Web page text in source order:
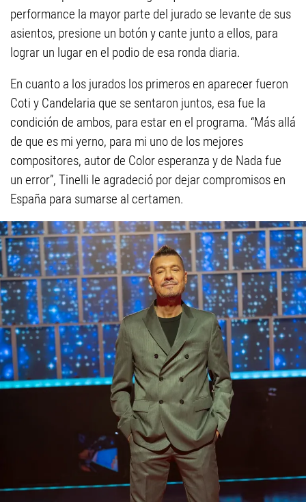
performance la mayor parte del jurado se levante de sus
asientos, presione un botón y cante junto a ellos, para
lograr un lugar en el podio de esa ronda diaria.
En cuanto a los jurados los primeros en aparecer fueron
Coti y Candelaria que se sentaron juntos, esa fue la
condición de ambos, para estar en el programa. “Más allá
de que es mi yerno, para mi uno de los mejores
compositores, autor de Color esperanza y de Nada fue
un error”, Tinelli le agradeció por dejar compromisos en
España para sumarse al certamen.